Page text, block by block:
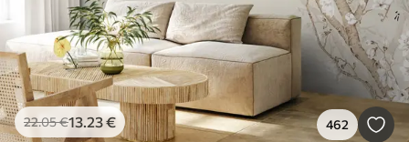
22.05€13.23€ 462